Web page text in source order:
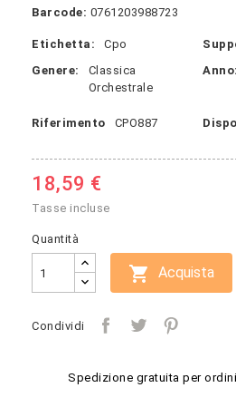
Barcode: 0761203988723
Etichetta: Cpo
Genere:
Classica
Orchestrale
Anno:
Riferimento CPO887
18,59 €
Tasse incluse
Quantità
 Acquista
Condividi
Spedizione gratuita per